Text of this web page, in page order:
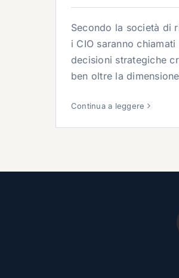
Secondo la società di
i CIO saranno
decisioni strategiche
ben oltre la
Continua a leggere